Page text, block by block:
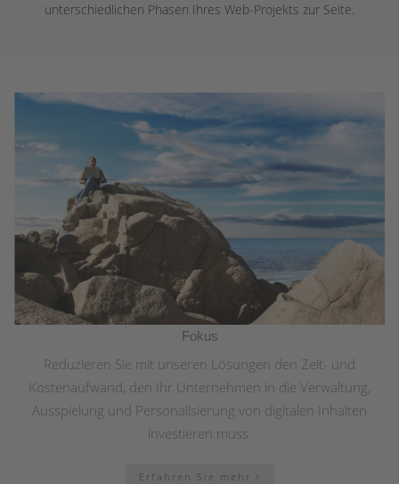
unterschiedlichen Phasen Ihres Web-Projekts zur Seite.
Fokus
Reduzieren Sie mit unseren Lösungen den Zeit- und
Kostenaufwand, den Ihr Unternehmen in die Verwaltung,
Ausspielung und Personalisierung von digitalen Inhalten
investieren muss.
Erfahren Sie mehr